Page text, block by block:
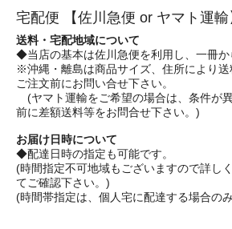
宅配便 【佐川急便 or ヤマト運輸
送料・宅配地域について
◆当店の基本は佐川急便を利用し、一冊か
※沖縄・離島は商品サイズ、住所により送
ご注文前にお問い合せ下さい。
(ヤマト運輸をご希望の場合は、条件が
前に差額送料等をお問合せ下さい。)
お届け日時について
◆配達日時の指定も可能です。
(時間指定不可地域もございますので詳し
てご確認下さい。)
(時間帯指定は、個人宅に配達する場合の